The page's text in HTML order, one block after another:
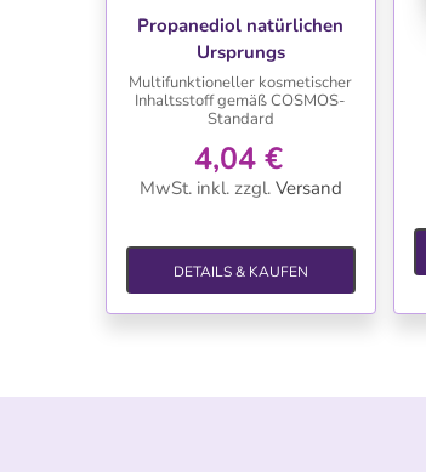
Propanediol natürlichen
Ursprungs
Multifunktioneller kosmetischer
Inhaltsstoff gemäß COSMOS-
Standard
4,04 €
MwSt. inkl. zzgl. Versand
DETAILS & KAUFEN